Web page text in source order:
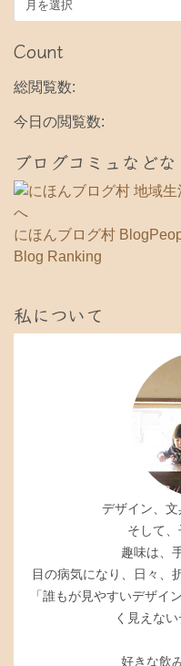
ー
カ
ブ
Count
総閲覧数:
今日の閲覧数:
ブログコミュなど
にほんブログ村
Blog Ranking
私について
デザイン、文
そして、
趣味は、
目の病気になり、日々、
「誰もが見やすいデザイ
く見えない
好きな飲